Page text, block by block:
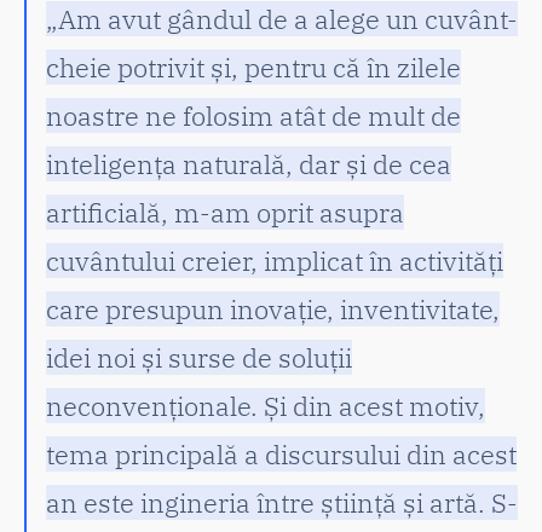
„Am avut gândul de a alege un cuvânt-
cheie potrivit și, pentru că în zilele
noastre ne folosim atât de mult de
inteligența naturală, dar și de cea
artificială, m-am oprit asupra
cuvântului creier, implicat în activități
care presupun inovație, inventivitate,
idei noi și surse de soluții
neconvenționale. Și din acest motiv,
tema principală a discursului din acest
an este ingineria între știință și artă. S-